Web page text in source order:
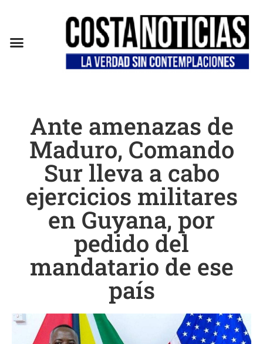
Ante amenazas de
Maduro, Comando
Sur lleva a cabo
ejercicios militares
en Guyana, por
pedido del
mandatario de ese
país